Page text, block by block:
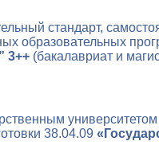
стандарт,
образовательных
3++ (бакалавриат и
38.04.09